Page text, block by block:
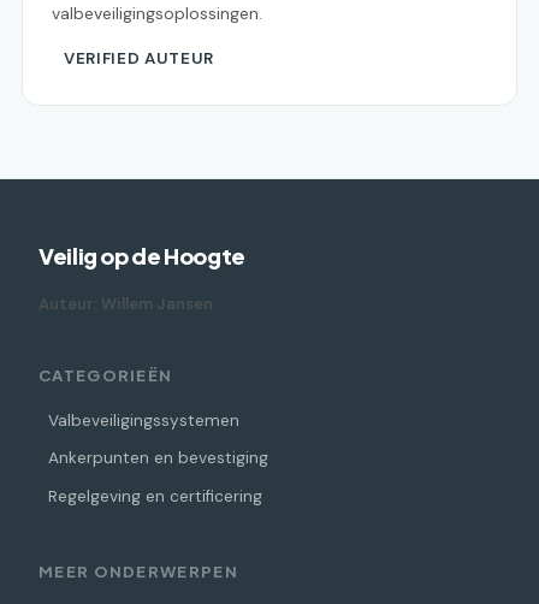
valbeveiligingsoplossingen.
VERIFIED AUTEUR
Veilig op de Hoogte
Auteur: Willem Jansen
CATEGORIEËN
Valbeveiligingssystemen
Ankerpunten en bevestiging
Regelgeving en certificering
MEER ONDERWERPEN